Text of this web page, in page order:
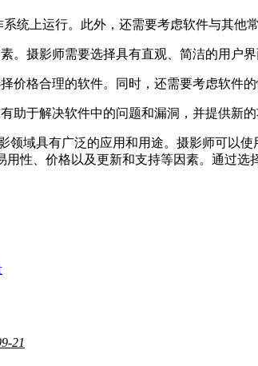
统上运行。此外，还需要考虑软件与其他
。摄影师需要选择具有直观、简洁的用户
格合理的软件。同时，还需要考虑软件
助于解决软件中的问题和漏洞，并提供新的
域具有广泛的应用和用途。摄影师可以
性、价格以及更新和支持等因素。通过选
21